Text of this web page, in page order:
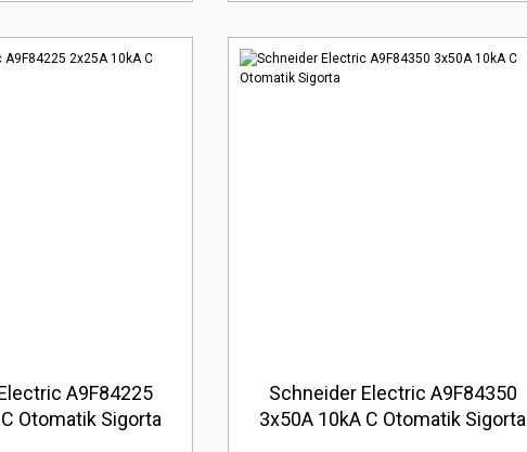
A9F84225
Otomatik Sigorta
Schneider Electric A9F84350
3x50A 10kA C Otomatik Sigorta